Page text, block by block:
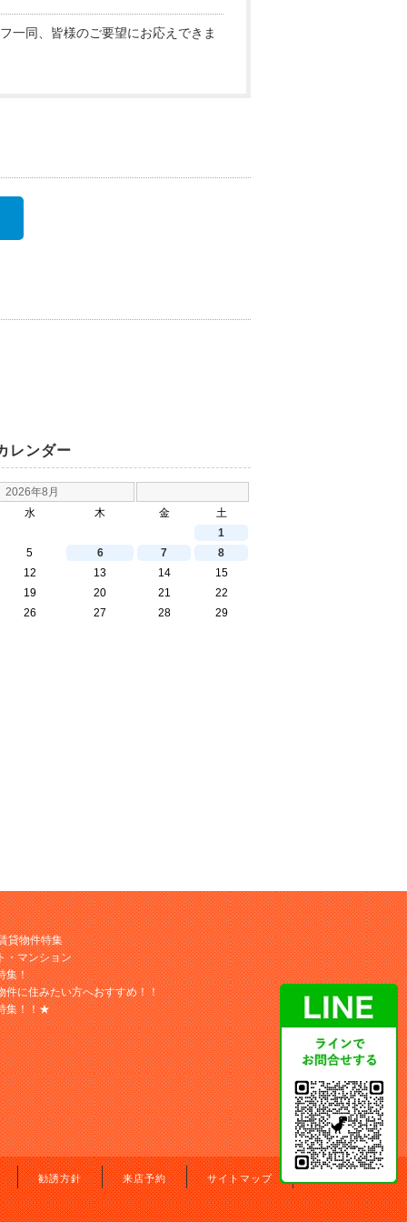
一同、皆様のご要望にお応えできま
レンダー
2026年8月
水 木 金
土
1
5 6 7
8
12 13 14
15
19 20 21
22
26 27 28
29
貸物件特集
・マンション
集！
件に住みたい方へおすすめ！！
集！！★
勧誘方針 来店予約 サイトマップ